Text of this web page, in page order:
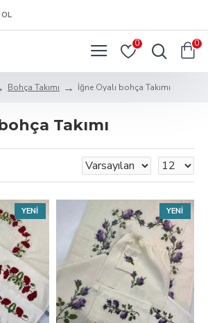
0 0
Bohça Takımı İğne Oyalı bohça Takımı
Takımı
YENİ YENİ